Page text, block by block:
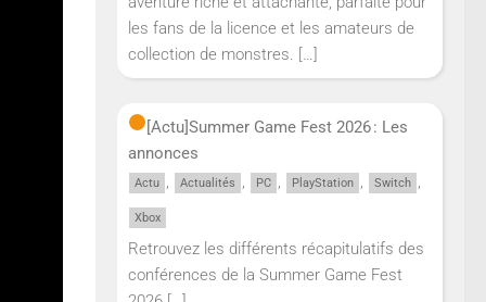
les fans de la licence et les amateurs de
collection de monstres. […]
[Actu]Summer Game Fest 2026 : Les
annonces
Actu , Actualités , PC , PlayStation , Switch ,
Xbox
Retrouvez les différents récapitulatifs des
conférences de la Summer Game Fest